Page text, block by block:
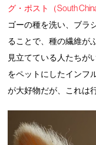
グ・ポスト（South
ゴーの種を洗い、ブラ
ることで、種の繊維が
見立てている人たちが
をペットにしたインフ
が大好物だが、これは